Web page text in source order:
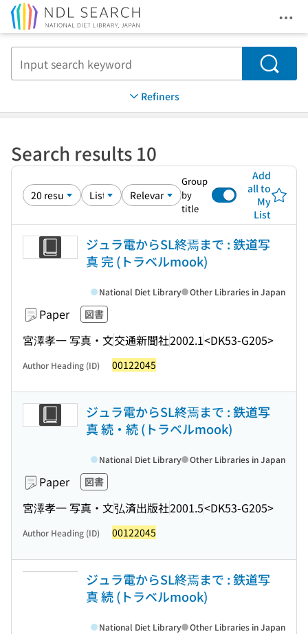
Search
Refiners
Search results 10
Group
by
title
Add
all to
My
List
ジュラ電からSL終焉まで : 鉄道写
真 完 (トラベルmook)
Paper 図書
宮澤孝一 写真・文交通新聞社2002.1<DK53-G205>
National Diet Library Other Libraries in Japan
Author Heading (ID) 00122045
ジュラ電からSL終焉まで : 鉄道写
真 続・続 (トラベルmook)
Paper 図書
宮澤孝一 写真・文弘済出版社2001.5<DK53-G205>
National Diet Library Other Libraries in Japan
Author Heading (ID) 00122045
ジュラ電からSL終焉まで : 鉄道写
真 続 (トラベルmook)
National Diet Library Other Libraries in Japan